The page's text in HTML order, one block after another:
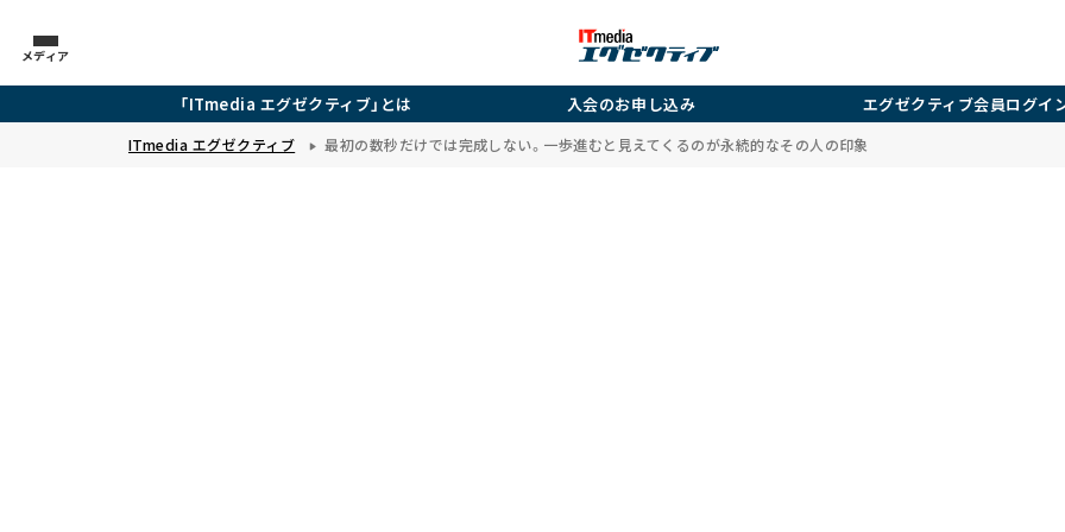
メディア
「ITmedia エグゼクティブ」とは 入会のお申し込み エグゼクティブ会員ログイ
ITmedia エグゼクティブ 最初の数秒だけでは完成しない。一歩進むと見えてくるのが永続的なその人の印象